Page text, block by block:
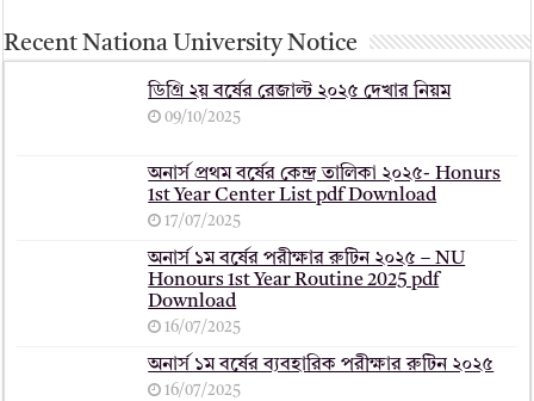
Recent Nationa University Notice
ডিগ্রি ২য় বর্ষের রেজাল্ট ২০২৫ দেখার নিয়ম
09/10/2025
অনার্স প্রথম বর্ষের কেন্দ্র তালিকা ২০২৫- Honurs
1st Year Center List pdf Download
17/07/2025
অনার্স ১ম বর্ষের পরীক্ষার রুটিন ২০২৫ – NU
Honours 1st Year Routine 2025 pdf
Download
16/07/2025
অনার্স ১ম বর্ষের ব্যবহারিক পরীক্ষার ‍রুটিন ২০২৫
16/07/2025